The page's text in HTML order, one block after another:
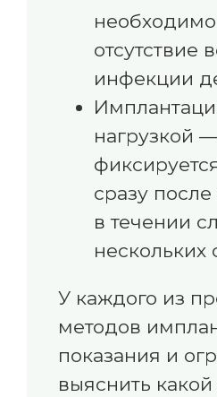
отсутствие
инфекции
нагрузкой
сразу
в течении
нескольких
У каждого из
методов
показания и
выяснить